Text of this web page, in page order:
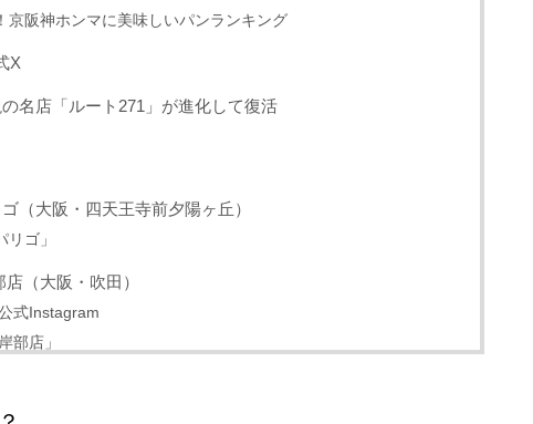
京阪神ホンマに美味しいパンランキング
X
名店「ルート271」が進化して復活
（大阪・四天王寺前夕陽ヶ丘）
ゴ」
（大阪・吹田）
式Instagram
部店」